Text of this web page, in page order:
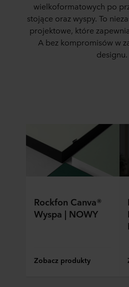
wielkoformatowych po
stojące oraz wyspy. To
projektowe, które
A bez kompromisów w
designu.
Rockfon Canva®
Wyspa | NOWY
Zobacz produkty